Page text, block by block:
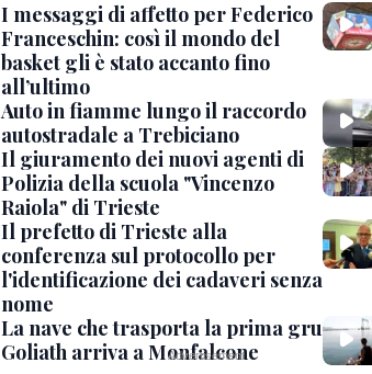
I messaggi di affetto per Federico
Franceschin: così il mondo del
basket gli è stato accanto fino
all’ultimo
Auto in fiamme lungo il raccordo
autostradale a Trebiciano
Il giuramento dei nuovi agenti di
Polizia della scuola "Vincenzo
Raiola" di Trieste
Il prefetto di Trieste alla
conferenza sul protocollo per
l'identificazione dei cadaveri senza
nome
La nave che trasporta la prima gru
Goliath arriva a Monfalcone